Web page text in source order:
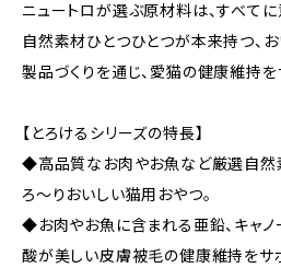
ニュートロが選ぶ原材料は、すべて
自然素材ひとつひとつが本来持つ、
製品づくりを通じ、愛猫の健康維持を
【とろけるシリーズの特長】
◆高品質なお肉やお魚など厳選自然
ろ〜りおいしい猫用おやつ。
◆お肉やお魚に含まれる亜鉛、キャノ
酸が美しい皮膚被毛の健康維持をサ